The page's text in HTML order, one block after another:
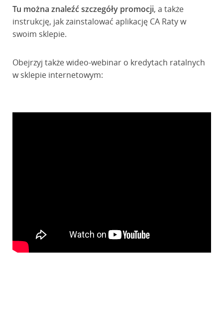
Tu można znaleźć szczegóły promocji, a także
instrukcję, jak zainstalować aplikację CA Raty w
swoim sklepie.
Obejrzyj także wideo-webinar o kredytach ratalnych
w sklepie internetowym: